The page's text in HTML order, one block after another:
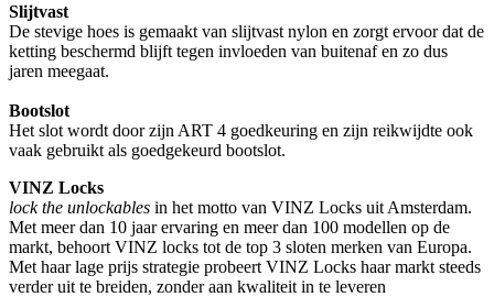
Slijtvast
De stevige hoes is gemaakt van slijtvast nylon en zorgt ervoor dat de
ketting beschermd blijft tegen invloeden van buitenaf en zo dus
jaren meegaat.
Bootslot
Het slot wordt door zijn ART 4 goedkeuring en zijn reikwijdte ook
vaak gebruikt als goedgekeurd bootslot.
VINZ Locks
lock the unlockables in het motto van VINZ Locks uit Amsterdam.
Met meer dan 10 jaar ervaring en meer dan 100 modellen op de
markt, behoort VINZ locks tot de top 3 sloten merken van Europa.
Met haar lage prijs strategie probeert VINZ Locks haar markt steeds
verder uit te breiden, zonder aan kwaliteit in te leveren